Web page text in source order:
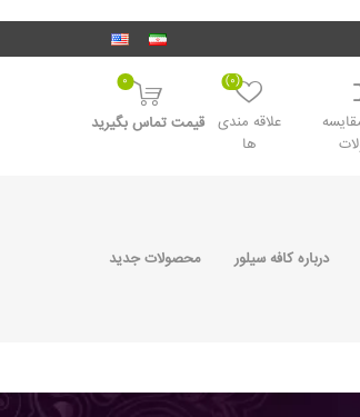
علاقه مندی
ها
(0)
0
قیمت تماس بگیرید
درباره کافه سیلور محصولات جدید